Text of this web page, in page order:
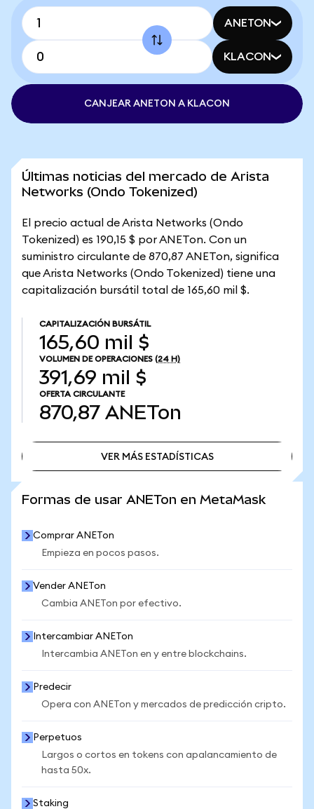
ANETON
KLACON
CANJEAR ANETON A KLACON
Últimas noticias del mercado de Arista
Networks (Ondo Tokenized)
El precio actual de Arista Networks (Ondo
Tokenized) es 190,15 $ por ANETon. Con un
suministro circulante de 870,87 ANETon, significa
que Arista Networks (Ondo Tokenized) tiene una
capitalización bursátil total de 165,60 mil $.
CAPITALIZACIÓN BURSÁTIL
165,60 mil $
VOLUMEN DE OPERACIONES (24 H)
391,69 mil $
OFERTA CIRCULANTE
870,87 ANETon
VER MÁS ESTADÍSTICAS
Formas de usar ANETon en MetaMask
Comprar ANETon
Empieza en pocos pasos.
Vender ANETon
Cambia ANETon por efectivo.
Intercambiar ANETon
Intercambia ANETon en y entre blockchains.
Predecir
Opera con ANETon y mercados de predicción cripto.
Perpetuos
Largos o cortos en tokens con apalancamiento de
hasta 50x.
Staking